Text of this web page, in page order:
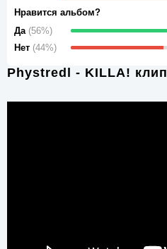
Нравится альбом?
Да (56%)
Нет (44%)
Phystredl - KILLA! клип